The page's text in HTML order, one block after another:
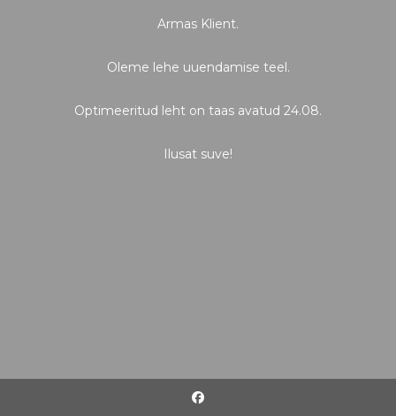
Armas Klient.
Oleme lehe uuendamise teel.
Optimeeritud leht on taas avatud 24.08.
Ilusat suve!